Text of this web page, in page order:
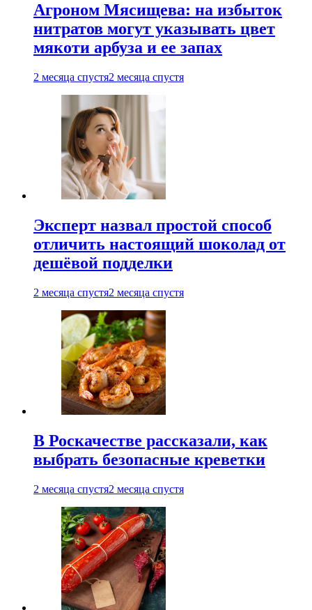
Агроном Мясищева: на избыток
нитратов могут указывать цвет
мякоти арбуза и ее запах
2 месяца спустя2 месяца спустя
Эксперт назвал простой способ
отличить настоящий шоколад от
дешёвой подделки
2 месяца спустя2 месяца спустя
В Роскачестве рассказали, как
выбрать безопасные креветки
2 месяца спустя2 месяца спустя